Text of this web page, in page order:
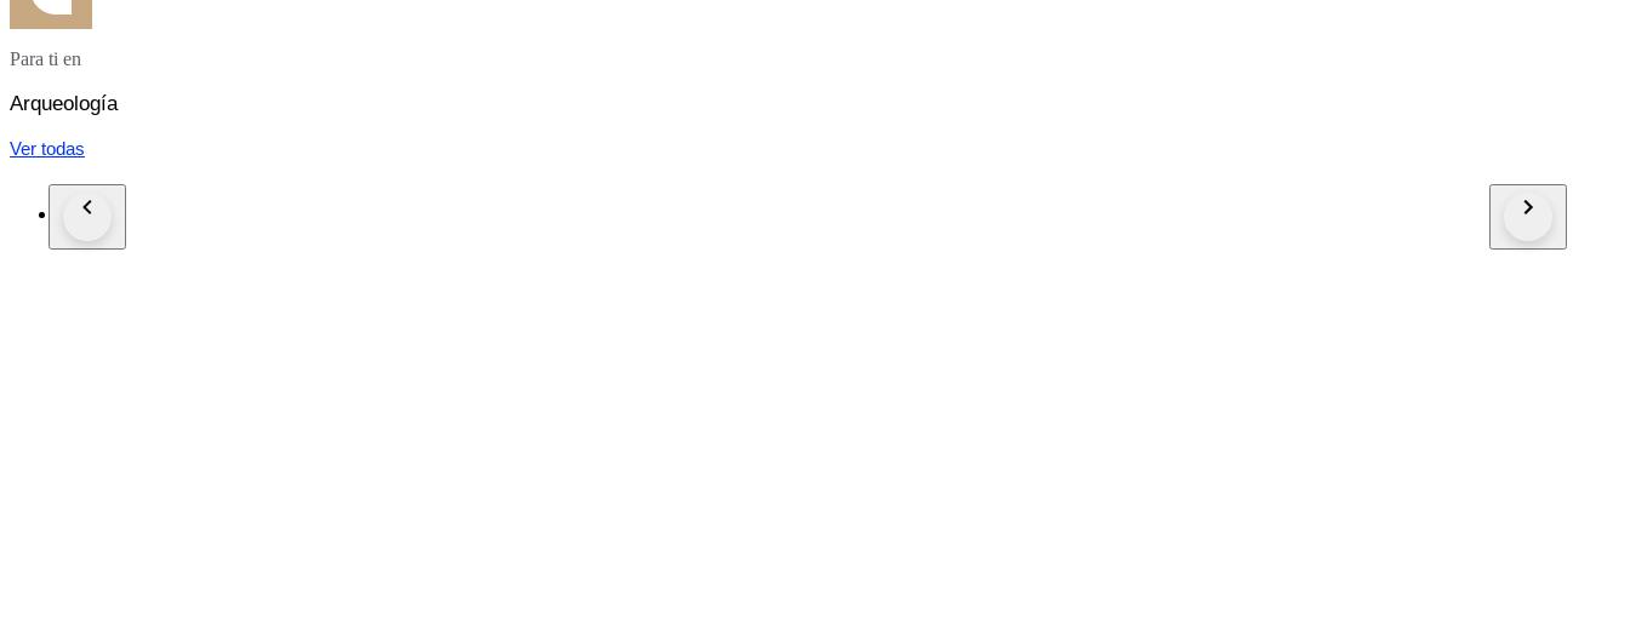
Para ti en
Arqueología
Ver todas